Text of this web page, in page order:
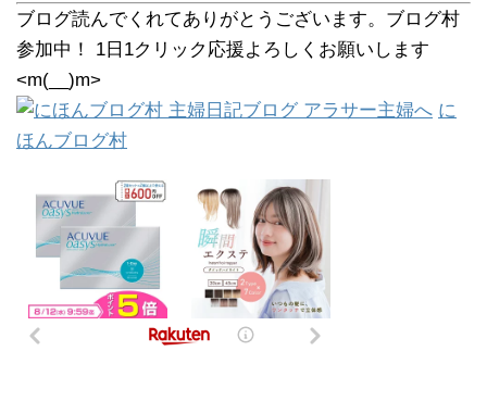
ブログ読んでくれてありがとうございます。ブログ村
参加中！ 1日1クリック応援よろしくお願いします
<m(__)m>
に
ほんブログ村